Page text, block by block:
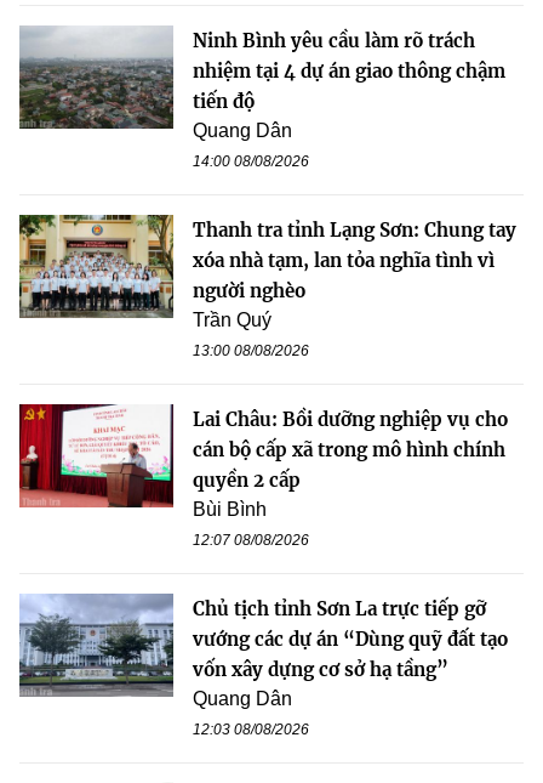
Ninh Bình yêu cầu làm rõ trách
nhiệm tại 4 dự án giao thông chậm
tiến độ
Quang Dân
14:00 08/08/2026
Thanh tra tỉnh Lạng Sơn: Chung tay
xóa nhà tạm, lan tỏa nghĩa tình vì
người nghèo
Trần Quý
13:00 08/08/2026
Lai Châu: Bồi dưỡng nghiệp vụ cho
cán bộ cấp xã trong mô hình chính
quyền 2 cấp
Bùi Bình
12:07 08/08/2026
Chủ tịch tỉnh Sơn La trực tiếp gỡ
vướng các dự án “Dùng quỹ đất tạo
vốn xây dựng cơ sở hạ tầng”
Quang Dân
12:03 08/08/2026